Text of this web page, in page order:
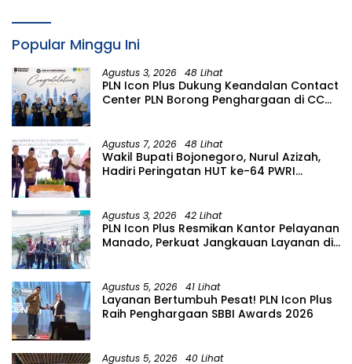
Popular Minggu Ini
Agustus 3, 2026 48 Lihat
PLN Icon Plus Dukung Keandalan Contact
Center PLN Borong Penghargaan di CCW
Agustus 7, 2026 48 Lihat
Wakil Bupati Bojonegoro, Nurul Azizah,
Hadiri Peringatan HUT ke-64 PWRI
Agustus 3, 2026 42 Lihat
PLN Icon Plus Resmikan Kantor Pelayanan
Manado, Perkuat Jangkauan Layanan di
Agustus 5, 2026 41 Lihat
Layanan Bertumbuh Pesat! PLN Icon Plus
Raih Penghargaan SBBI Awards 2026
Agustus 5, 2026 40 Lihat